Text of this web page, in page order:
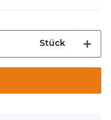
Stück